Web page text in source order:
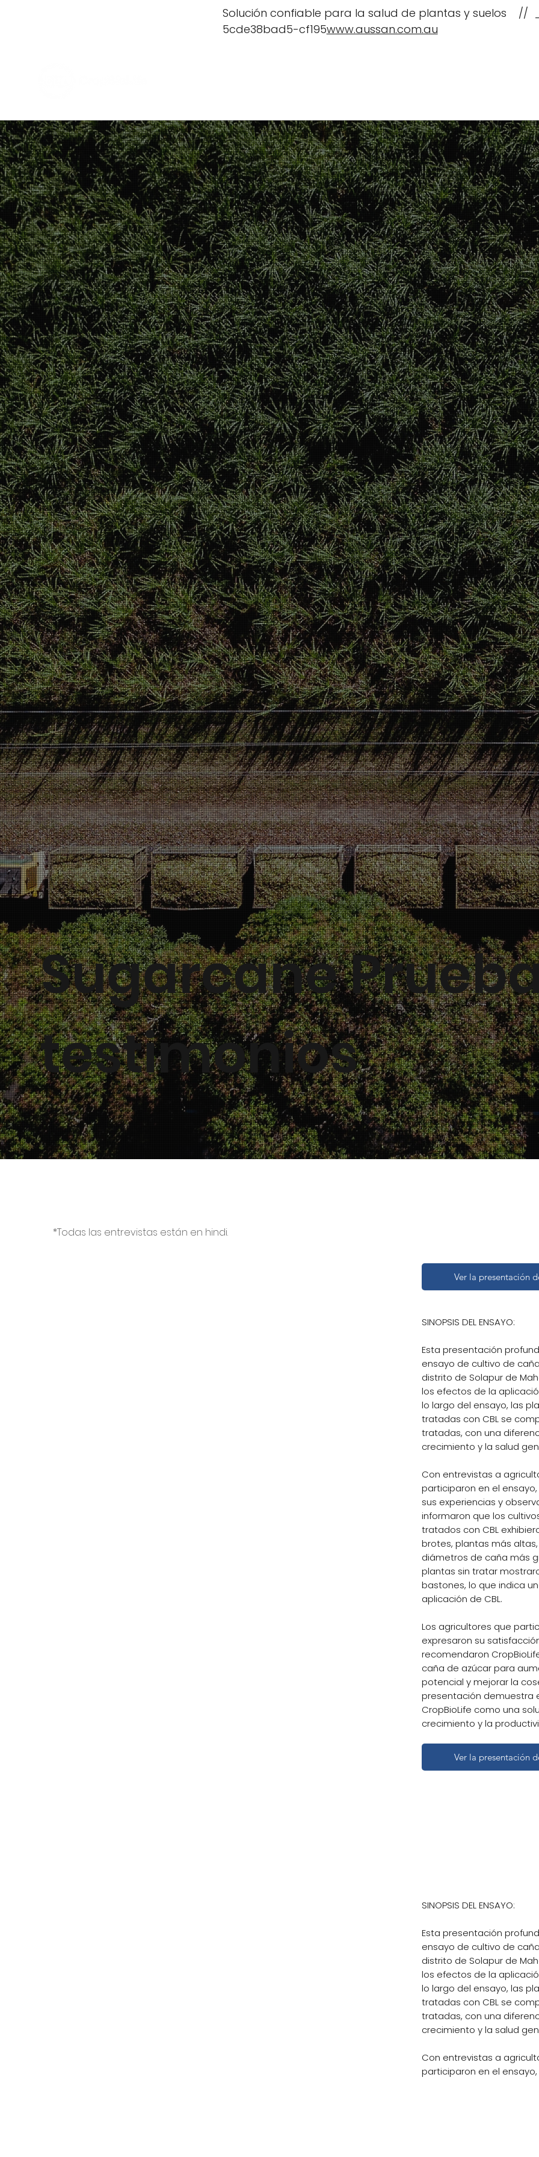
Solución confiable para la salud de plantas y suelos //
5cde38bad5-cf195www.aussan.com.au
Sugarcane
testimonios
*Todas las entrevistas están en hindi.
SINOPSIS DEL ENSAYO:
Esta presentación
ensayo de cultivo de
distrito de Solapur de
los efectos de la
lo largo del ensayo, las
tratadas con CBL se
tratadas, con una
crecimiento y la salud
Con entrevistas a
participaron en el
sus experiencias y
informaron que los
tratados con CBL
brotes, plantas más
diámetros de caña más
plantas sin tratar
bastones, lo que indica
aplicación de CBL.
Los agricultores que
expresaron su
recomendaron
caña de azúcar para
potencial y mejorar la
presentación demuestra
CropBioLife como una
crecimiento y la
Ver la presentación
SINOPSIS DEL ENSAYO:
Esta presentación
ensayo de cultivo de
distrito de Solapur de
los efectos de la
lo largo del ensayo, las
tratadas con CBL se
tratadas, con una
crecimiento y la salud
Con entrevistas a
participaron en el
Ver la presentación